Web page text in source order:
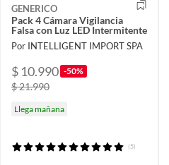
GENERICO
Pack 4 Cámara Vigilancia
Falsa con Luz LED Intermitente
Por INTELLIGENT IMPORT SPA
$ 10.990 -50%
$ 21.990
Llega mañana
(5)